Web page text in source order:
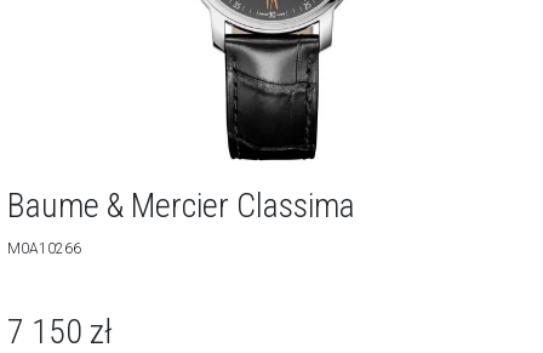
Baume & Mercier Classima
M0A10266
7 150 zł